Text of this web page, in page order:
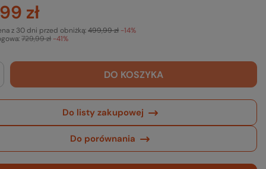
zł
729,99 zł -41%
z 30 dni przed obniżką:499,99 zł -14%
DO KOSZYKA
Do listy zakupowej
Do porównania